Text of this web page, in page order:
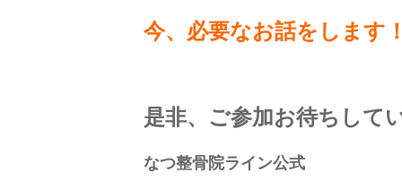
今、必要なお話をします！
是非、ご参加お待ちして
なつ整骨院ライン公式